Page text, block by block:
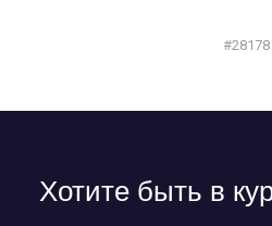
#28178
Хотите быть в